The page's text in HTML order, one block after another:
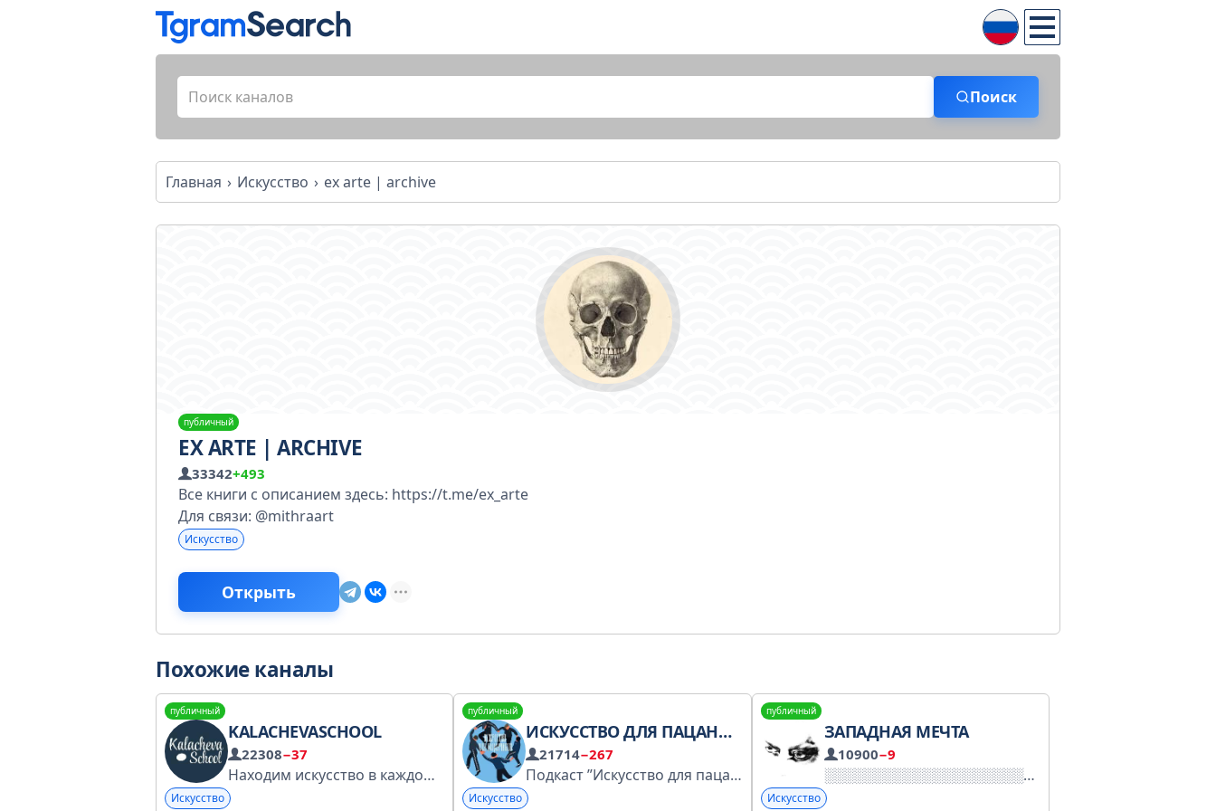
Поиск
Главная Искусство ex arte | archive
публичный
EX ARTE | ARCHIVE
33342+493
Все книги с описанием здесь: https://t.me/ex_arte
Для связи: @mithraart
Искусство
Открыть
Похожие каналы
публичный
KALACHEVASCHOOL
22308−37
Находим искусство в каждом — создаем курсы по рисованию с 2013 года. Июньские скидки -54% на курсы с проверкой и без — https://klch.ru/y/7d95e12
Искусство
публичный
ИСКУССТВО ДЛЯ ПАЦАНЧИКОВ
21714−267
Подкаст ”Искусство для пацанчиков”: про art без снобизма. https://podcast.ru/1371397676 Коммерческие предложения: @vysotskayamaria Лекции и выступления: @feofaniia Inst,Fb,Vk,Tw: nastya4che Перечень РКН: https://knd.gov.ru/license?id=677a7c7e4e740947b
Искусство
публичный
ЗАПАДНАЯ МЕЧТА
10900−9
Искусство